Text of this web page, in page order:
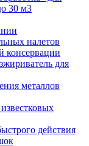
30 м3
налетов
консервации
для
металлов
действия